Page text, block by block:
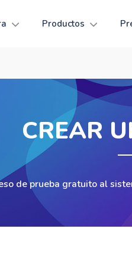
Productos
CREAR
de prueba gratuito al